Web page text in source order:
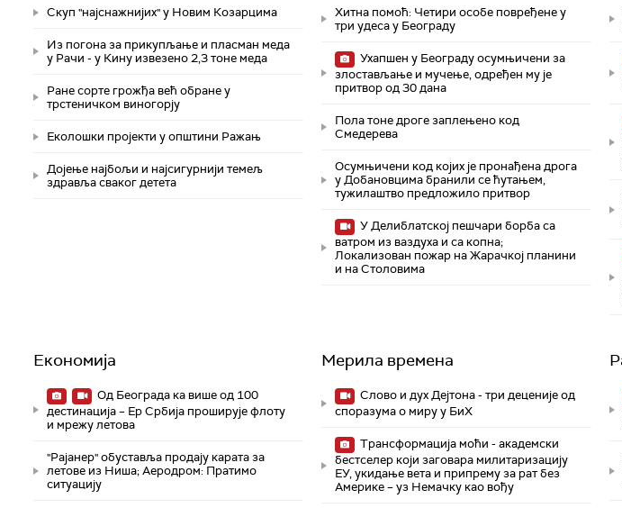
Скуп "најснажнијих" у Новим Козарцима
Из погона за прикупљање и пласман меда
у Рачи - у Кину извезено 2,3 тоне меда
Ране сорте грожђа већ обране у
трстеничком виногорју
Eколошки пројекти у општини Ражањ
Дојење најбољи и најсигурнији темељ
здравља сваког детета
Хитна помоћ: Четири особе повређене у
три удеса у Београду
Ухапшен у Београду осумњичени за
злостављање и мучење, одређен му је
притвор од 30 дана
Пола тоне дроге заплењено код
Смедерева
Осумњичени код којих је пронађена дрога
у Добановцима бранили се ћутањем,
тужилаштво предложило притвор
У Делиблатској пешчари борба са
ватром из ваздуха и са копна;
Локализован пожар на Жарачкој планини
и на Столовима
Економија
Од Београда ка више од 100
дестинација – Ер Србија проширује флоту
и мрежу летова
"Рајанер" обуставља продају карата за
летове из Ниша; Аеродром: Пратимо
ситуацију
Мерила времена
Слово и дух Дејтона - три деценије од
споразума о миру у БиХ
Трансформација моћи - академски
бестселер који заговара милитаризацију
ЕУ, укидање вета и припрему за рат без
Америке – уз Немачку као вођу